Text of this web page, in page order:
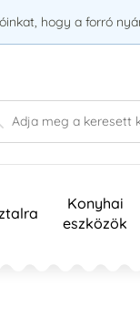
hogy a forró
Konyhai
eszközök